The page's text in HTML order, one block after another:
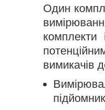
Один
комплекти
вимикачів